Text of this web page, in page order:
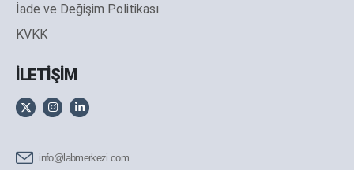
İade ve Değişim Politikası
KVKK
İLETİŞİM
info@labmerkezi.com